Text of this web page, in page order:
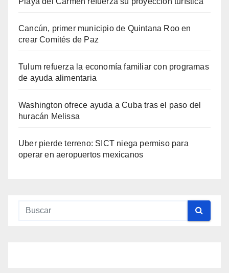
Cancún, primer municipio de Quintana Roo en
crear Comités de Paz
Tulum refuerza la economía familiar con programas
de ayuda alimentaria
Washington ofrece ayuda a Cuba tras el paso del
huracán Melissa
Uber pierde terreno: SICT niega permiso para
operar en aeropuertos mexicanos